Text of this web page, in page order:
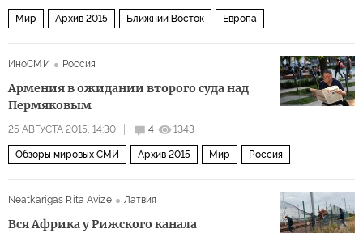
Мир Архив 2015 Ближний Восток Европа
ИноСМИ Россия
Армения в ожидании второго суда над
Пермяковым
25 АВГУСТА 2015, 14:30 4 1343
Обзоры мировых СМИ Архив 2015 Мир Россия
Neatkarigas Rita Avize Латвия
Вся Африка у Рижского канала